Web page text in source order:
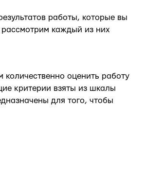
работы, которые вы
рассмотрим каждый из них
количественно оценить работу
критерии взяты из шкалы
для того, чтобы